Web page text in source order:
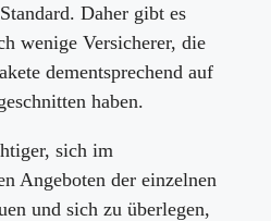
Daher gibt es
wenige Versicherer, die
dementsprechend auf
haben.
sich im
Angeboten der einzelnen
und sich zu überlegen,